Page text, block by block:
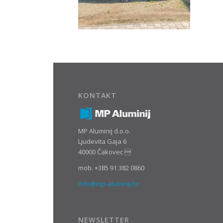
KONTAKT
MP Aluminij d.o.o.
Ljudevita Gaja 6
40000 Čakovec 
mob. +385 91 382 0860
info@mp-aluminij.hr
NEWSLETTER